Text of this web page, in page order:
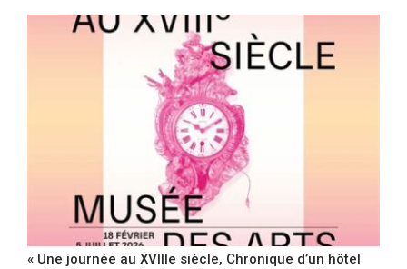
« Une journée au XVIIIe siècle, Chronique d’un hôtel